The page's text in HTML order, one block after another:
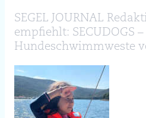
SEGEL JOURNAL
empfiehlt: SECUDOGS
Hundeschwimmweste